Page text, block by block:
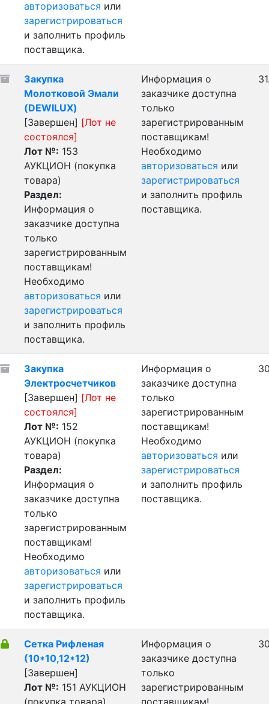
авторизоваться или
зарегистрироваться
и заполнить профиль
поставщика.
Закупка
Молотковой Эмали
(DEWILUX)
[Завершен] [Лот не
состоялся]
Лот №: 153
АУКЦИОН (покупка
товара)
Раздел:
Информация о
заказчике доступна
только
зарегистрированным
поставщикам!
Необходимо
авторизоваться или
зарегистрироваться
и заполнить профиль
поставщика.
Информация о
заказчике доступна
только
зарегистрированным
поставщикам!
Необходимо
авторизоваться или
зарегистрироваться
и заполнить профиль
поставщика.
Закупка
Электросчетчиков
[Завершен] [Лот не
состоялся]
Лот №: 152
АУКЦИОН (покупка
товара)
Раздел:
Информация о
заказчике доступна
только
зарегистрированным
поставщикам!
Необходимо
авторизоваться или
зарегистрироваться
и заполнить профиль
поставщика.
Информация о
заказчике доступна
только
зарегистрированным
поставщикам!
Необходимо
авторизоваться или
зарегистрироваться
и заполнить профиль
поставщика.
Сетка Рифленая
(10*10,12*12)
[Завершен]
Лот №: 151 АУКЦИОН
(покупка товара)
Информация о
заказчике доступна
только
зарегистрированным
поставщикам!